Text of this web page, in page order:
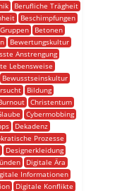
Berufliche Trägheit
Beschimpfungen
Betonen
Bewertungskultur
Anstrengung
Lebensweise
Bewusstseinskultur
Bildung
Christentum
Cybermobbing
Dekadenz
Prozesse
Designerkleidung
Digitale Ära
Informationen
Digitale Konflikte